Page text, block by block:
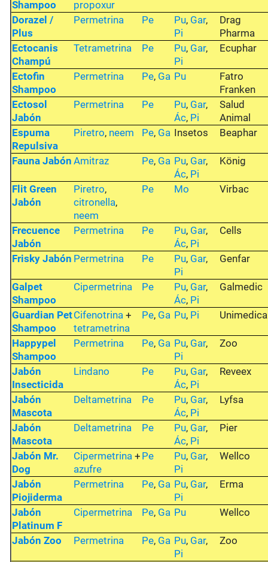
Shampoo
propoxur
Dorazel /
Plus
Permetrina Pe Pu, Gar,
Pi
Drag
Pharma
Ectocanis
Champú
Tetrametrina Pe Pu, Gar,
Pi
Ecuphar
Ectofin
Shampoo
Permetrina Pe, Ga Pu
Fatro
Franken
Ectosol
Jabón
Permetrina Pe Pu, Gar,
Ác, Pi
Salud
Animal
Espuma
Repulsiva
Piretro, neem Pe, Ga Insetos Beaphar
Fauna Jabón Amitraz Pe, Ga Pu, Gar,
Ác, Pi
König
Flit Green
Jabón
Piretro,
citronella,
neem
Pe Mo Virbac
Frecuence
Jabón
Permetrina Pe Pu, Gar,
Ác, Pi
Cells
Frisky Jabón Permetrina Pe Pu, Gar,
Pi
Genfar
Galpet
Shampoo
Cipermetrina Pe Pu, Gar,
Ác, Pi
Galmedic
Guardian Pet
Shampoo
Cifenotrina +
tetrametrina
Pe, Ga Pu, Pi
Happypel
Shampoo
Permetrina Pe, Ga Pu, Gar,
Pi
Zoo
Jabón
Insecticida
Lindano Pe Pu, Gar,
Ác, Pi
Reveex
Jabón
Mascota
Deltametrina Pe Pu, Gar,
Ác, Pi
Lyfsa
Jabón
Mascota
Deltametrina Pe Pu, Gar,
Ác, Pi
Pier
Jabón Mr.
Dog
Cipermetrina +
azufre
Pe Pu, Gar,
Pi
Wellco
Jabón
Piojiderma
Permetrina Pe, Ga Pu, Gar,
Pi
Erma
Jabón
Platinum F
Cipermetrina Pe, Ga Pu Wellco
Jabón Zoo Permetrina Pe, Ga Pu, Gar,
Pi
Zoo